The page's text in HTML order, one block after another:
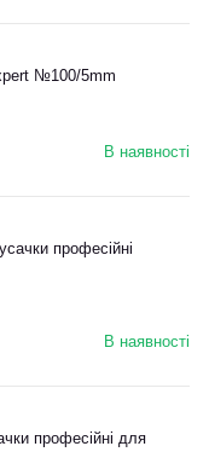
№100/5mm
В наявності
професійні
В наявності
професійні для